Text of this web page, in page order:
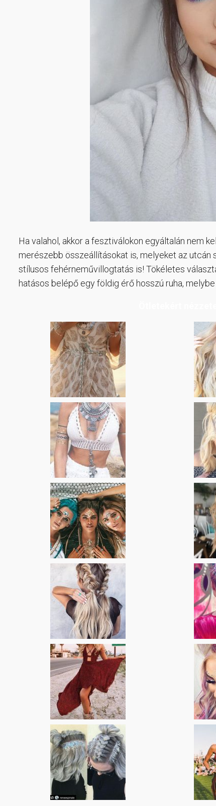
Ha valahol, akkor a fesztiválokon egyáltalán nem
merészebb összeállításokat is, melyeket az utcán
stílusos fehérneművillogtatás is! Tökéletes
hatásos belépő egy földig érő hosszú ruha,